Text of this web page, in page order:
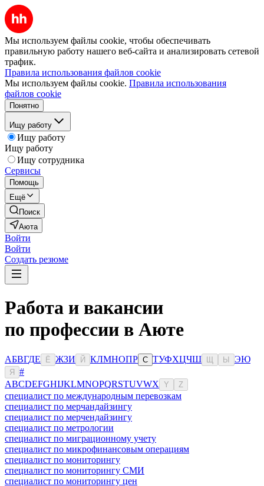
Мы используем файлы cookie, чтобы обеспечивать
правильную работу нашего веб-сайта и анализировать сетевой
трафик.
Правила использования файлов cookie
Мы используем файлы cookie. Правила использования
файлов cookie
Понятно
Ищу работу
Ищу работу
Ищу работу
Ищу сотрудника
Сервисы
Помощь
Ещё
Поиск
Аюта
Войти
Войти
Создать резюме
Работа и вакансии
по профессии в Аюте
АБВГДЕ Ё ЖЗИ Й КЛМНОПР С ТУФХЦЧШ Ы ЭЮ
Я
#
ABCDEFGHIJKLMNOPQRSTUVWX Y Z
специалист по международным перевозкам
специалист по мерчандайзингу
специалист по мерчендайзингу
специалист по метрологии
специалист по миграционному учету
специалист по микрофинансовым операциям
специалист по мониторингу
специалист по мониторингу СМИ
специалист по мониторингу цен